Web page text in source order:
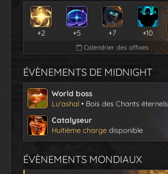
+2 +5 +7 +10
Calendrier des affixes
ÉVÈNEMENTS DE MIDNIGHT
World boss
Lu'ashal • Bois des Chants éternels
Catalyseur
Huitième charge disponible
ÉVÈNEMENTS MONDIAUX